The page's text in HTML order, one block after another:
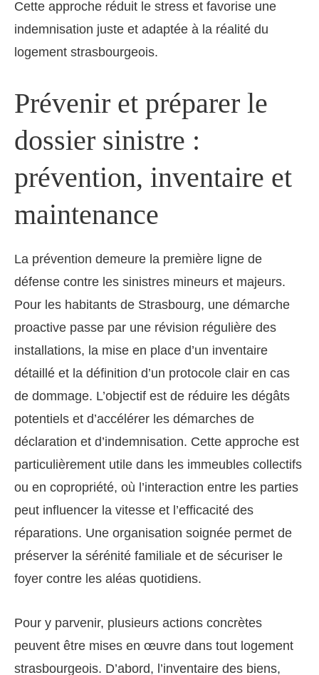
Cette approche réduit le stress et favorise une
indemnisation juste et adaptée à la réalité du
logement strasbourgeois.
Prévenir et préparer le
dossier sinistre :
prévention, inventaire et
maintenance
La prévention demeure la première ligne de
défense contre les sinistres mineurs et majeurs.
Pour les habitants de Strasbourg, une démarche
proactive passe par une révision régulière des
installations, la mise en place d’un inventaire
détaillé et la définition d’un protocole clair en cas
de dommage. L’objectif est de réduire les dégâts
potentiels et d’accélérer les démarches de
déclaration et d’indemnisation. Cette approche est
particulièrement utile dans les immeubles collectifs
ou en copropriété, où l’interaction entre les parties
peut influencer la vitesse et l’efficacité des
réparations. Une organisation soignée permet de
préserver la sérénité familiale et de sécuriser le
foyer contre les aléas quotidiens.
Pour y parvenir, plusieurs actions concrètes
peuvent être mises en œuvre dans tout logement
strasbourgeois. D’abord, l’inventaire des biens,